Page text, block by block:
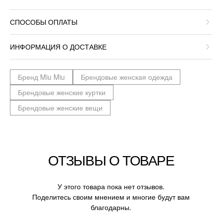
СПОСОБЫ ОПЛАТЫ
ИНФОРМАЦИЯ О ДОСТАВКЕ
Бренд Miu Miu
Брендовые женская одежда
Брендовые женские куртки
Брендовые женские вещи
ОТЗЫВЫ О ТОВАРЕ
У этого товара пока нет отзывов.
Поделитесь своим мнением и многие будут вам
благодарны.